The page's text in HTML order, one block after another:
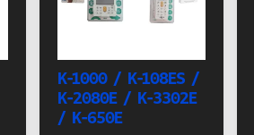
K-1000 / K-108ES /
K-2080E / K-3302E
/ K-650E